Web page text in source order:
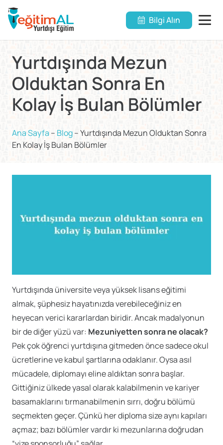
Bilgi Alın
Yurtdışında Mezun
Olduktan Sonra En
Kolay İş Bulan Bölümler
Ana Sayfa – Blog–Yurtdışında Mezun Olduktan Sonra
En Kolay İş Bulan Bölümler
Yurtdışında üniversite veya yüksek lisans eğitimi
almak, şüphesiz hayatınızda verebileceğiniz en
heyecan verici kararlardan biridir. Ancak madalyonun
bir de diğer yüzü var: Mezuniyetten sonra ne olacak?
Pek çok öğrenci yurtdışına gitmeden önce sadece okul
ücretlerine ve kabul şartlarına odaklanır. Oysa asıl
mücadele, diplomayı eline aldıktan sonra başlar.
Gittiğiniz ülkede yasal olarak kalabilmenin ve kariyer
basamaklarını tırmanabilmenin sırrı, doğru bölümü
seçmekten geçer. Çünkü her diploma size aynı kapıları
açmaz; bazı bölümler vardır ki mezunlarına doğrudan